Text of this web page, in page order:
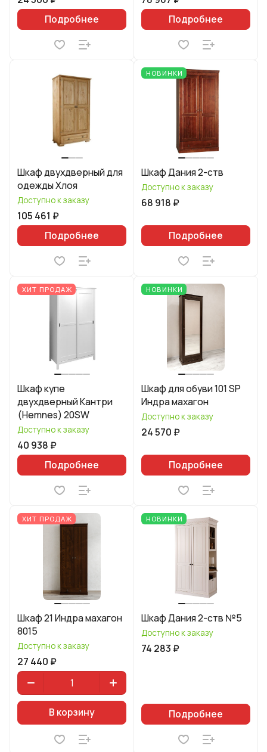
Подробнее
Подробнее
Шкаф двухдверный для
одежды Хлоя
Доступно к заказу
105 461 ₽
Подробнее
НОВИНКИ
Шкаф Дания 2-ств
Доступно к заказу
68 918 ₽
Подробнее
ХИТ ПРОДАЖ
Шкаф купе
двухдверный Кантри
(Hemnes) 20SW
Доступно к заказу
40 938 ₽
Подробнее
НОВИНКИ
Шкаф для обуви 101 SP
Индра махагон
Доступно к заказу
24 570 ₽
Подробнее
ХИТ ПРОДАЖ
Шкаф 21 Индра махагон
8015
Доступно к заказу
27 440 ₽
В корзину
НОВИНКИ
Шкаф Дания 2-ств №5
Доступно к заказу
74 283 ₽
Подробнее